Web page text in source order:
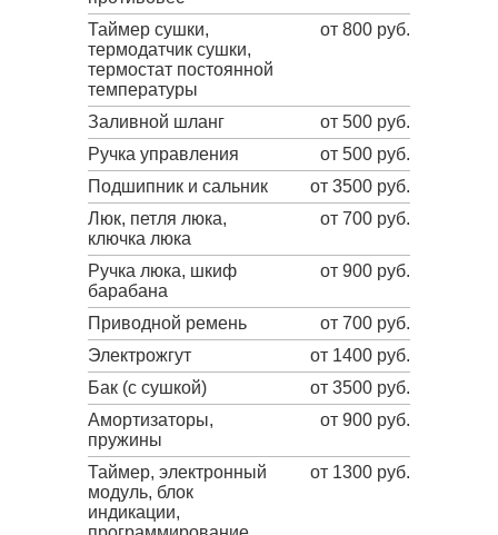
Таймер сушки,
термодатчик сушки,
термостат постоянной
температуры
от 800 руб.
Заливной шланг
от 500 руб.
Ручка управления
от 500 руб.
Подшипник и сальник
от 3500 руб.
Люк, петля люка,
ключка люка
от 700 руб.
Ручка люка, шкиф
барабана
от 900 руб.
Приводной ремень
от 700 руб.
Электрожгут
от 1400 руб.
Бак (с сушкой)
от 3500 руб.
Амортизаторы,
пружины
от 900 руб.
Таймер, электронный
модуль, блок
индикации,
от 1300 руб.